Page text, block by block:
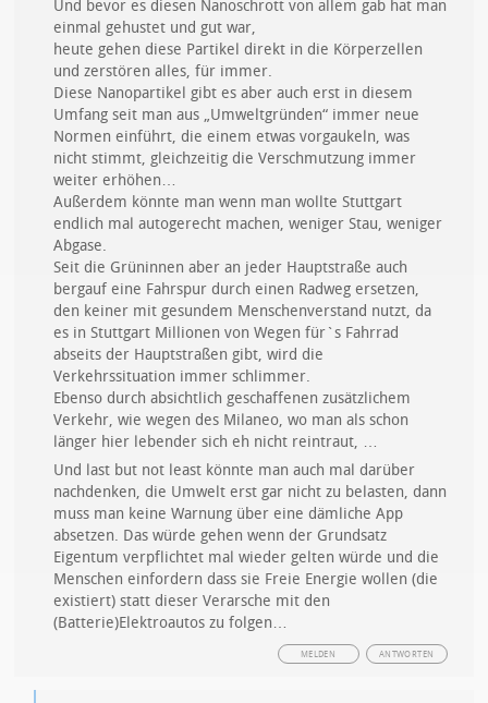
Und bevor es diesen Nanoschrott von allem gab hat man
einmal gehustet und gut war,
heute gehen diese Partikel direkt in die Körperzellen
und zerstören alles, für immer.
Diese Nanopartikel gibt es aber auch erst in diesem
Umfang seit man aus „Umweltgründen“ immer neue
Normen einführt, die einem etwas vorgaukeln, was
nicht stimmt, gleichzeitig die Verschmutzung immer
weiter erhöhen…
Außerdem könnte man wenn man wollte Stuttgart
endlich mal autogerecht machen, weniger Stau, weniger
Abgase.
Seit die Grüninnen aber an jeder Hauptstraße auch
bergauf eine Fahrspur durch einen Radweg ersetzen,
den keiner mit gesundem Menschenverstand nutzt, da
es in Stuttgart Millionen von Wegen für`s Fahrrad
abseits der Hauptstraßen gibt, wird die
Verkehrssituation immer schlimmer.
Ebenso durch absichtlich geschaffenen zusätzlichem
Verkehr, wie wegen des Milaneo, wo man als schon
länger hier lebender sich eh nicht reintraut, …
Und last but not least könnte man auch mal darüber
nachdenken, die Umwelt erst gar nicht zu belasten, dann
muss man keine Warnung über eine dämliche App
absetzen. Das würde gehen wenn der Grundsatz
Eigentum verpflichtet mal wieder gelten würde und die
Menschen einfordern dass sie Freie Energie wollen (die
existiert) statt dieser Verarsche mit den
(Batterie)Elektroautos zu folgen…
ANTWORTEN
MELDEN